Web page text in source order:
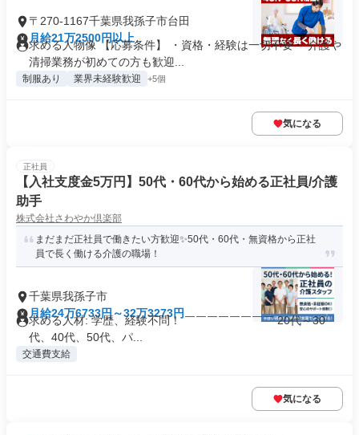
〒270-1167千葉県我孫子市台田
月給21万2500円以上
求める人物像 【応募条件】 ・資格・経験は一切不要 ・介護や
清掃業務が初めての方も歓迎...
制服あり 業界未経験歓迎 +5個
気になる
正社員
【入社支度金5万円】50代・60代から始める正社員/介護
助手
株式会社さわやか倶楽部
まだまだ正社員で働きたい方歓迎✨50代・60代・無資格から正社
員で長く働ける介護の職場！
千葉県我孫子市
月給24万6733円～32万3273円
求める人材: 学歴、経験不問！ ￣￣￣￣￣￣￣￣ 20代～30
代、40代、50代、パ...
交通費支給
気になる